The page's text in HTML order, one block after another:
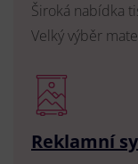
Široká nabídka
Velký výběr
Reklamní